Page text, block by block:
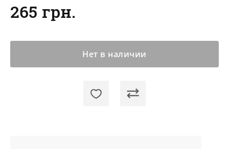
265 грн.
Нет в наличии